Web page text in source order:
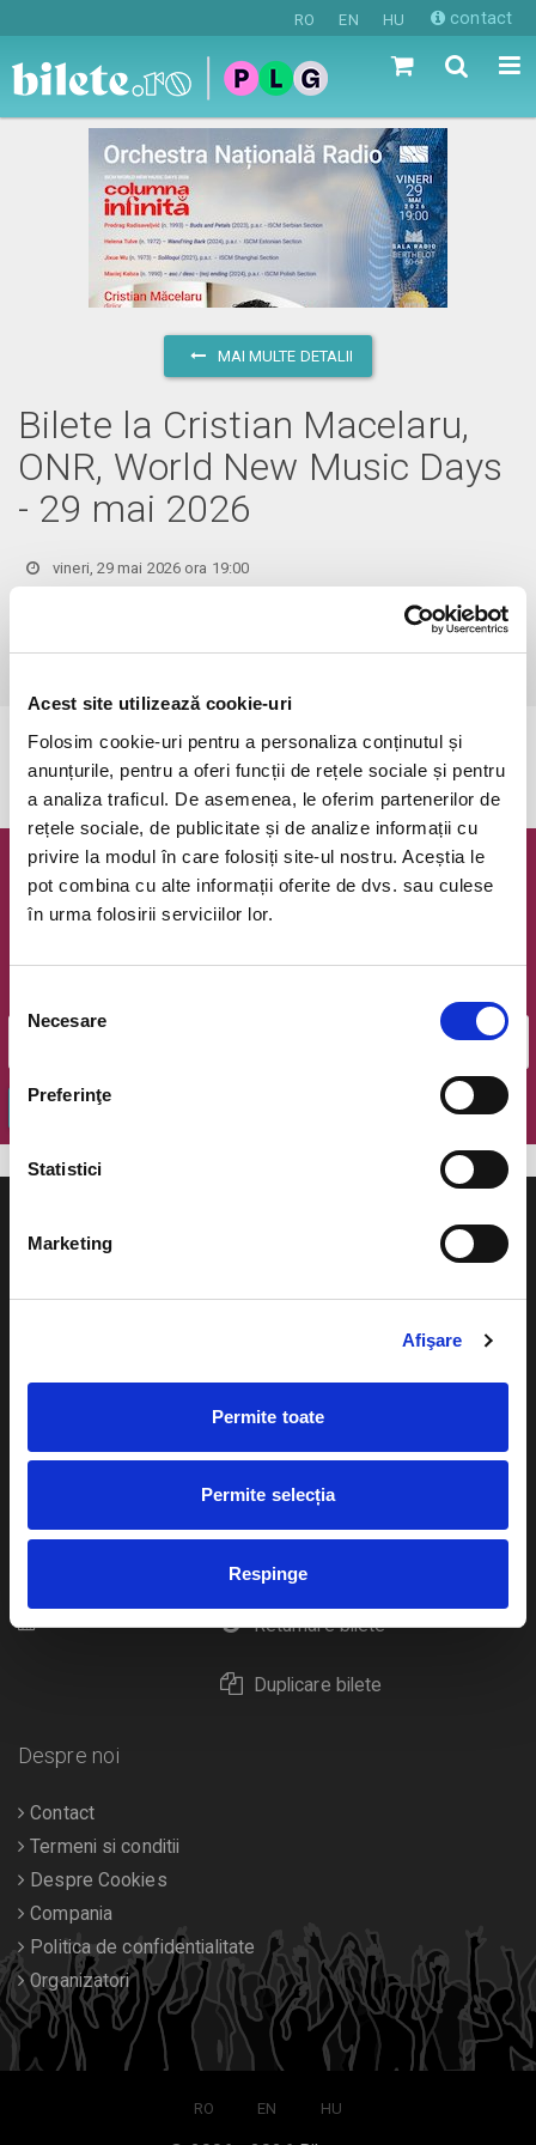
Acest site utilizează cookie-uri
Folosim cookie-uri pentru a personaliza conținutul și
anunțurile, pentru a oferi funcții de rețele sociale și pentru
a analiza traficul. De asemenea, le oferim partenerilor de
rețele sociale, de publicitate și de analize informații cu
privire la modul în care folosiți site-ul nostru. Aceștia le
pot combina cu alte informații oferite de dvs. sau culese
în urma folosirii serviciilor lor.
consimțământului
Necesare
Preferinţe
Statistici
Marketing
Afişare
Permite toate
Permite selecția
Respinge
RO EN HU contact
MAI MULTE DETALII
Bilete la Cristian Macelaru,
ONR, World New Music Days
- 29 mai 2026
vineri, 29 mai 2026 ora 19:00
Accesul persoanelor sub 6 ani este STRICT INTERZIS! Accesul in
Evenimentul a expirat.
Newsletter @ Bilete.ro
OK
Cum comand bilete?
eBilet printat acasa
Livrare prin curier
Returnare bilete
Duplicare bilete
Cultura
Calendar
Despre noi
Contact
Termeni si conditii
Despre Cookies
Compania
Politica de confidentialitate
Organizatori
RO EN HU